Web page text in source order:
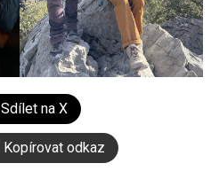
Sdílet na X
Kopírovat odkaz